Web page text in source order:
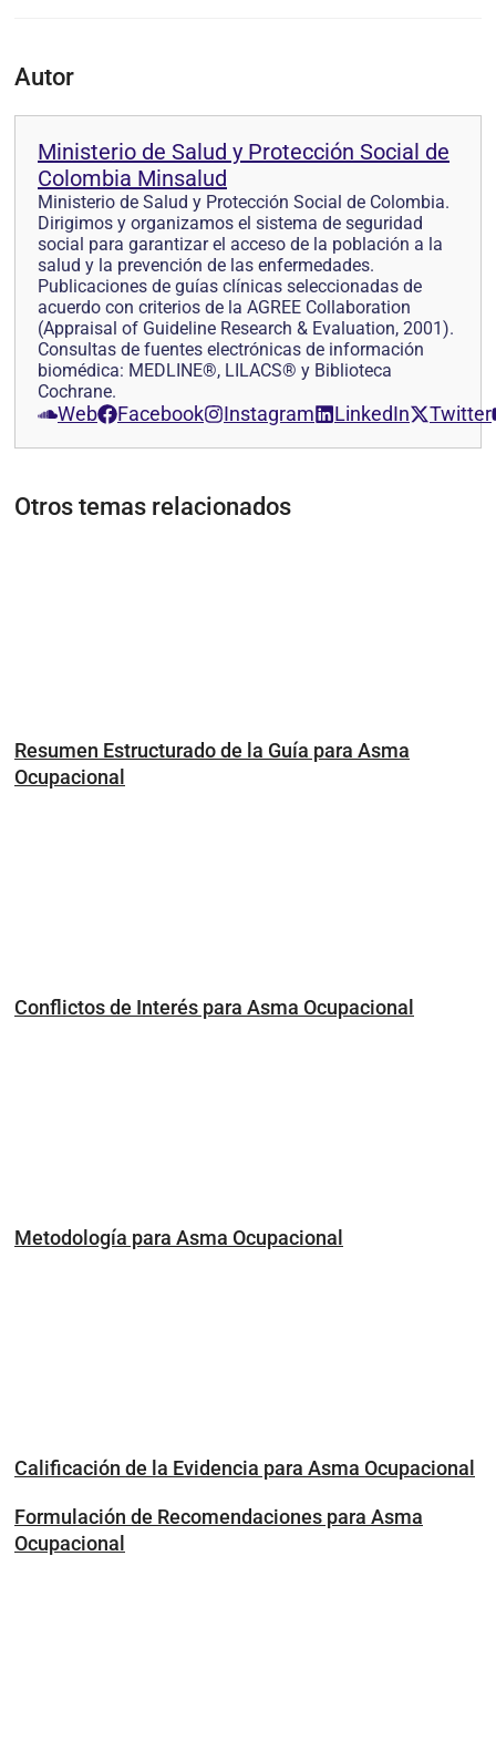
Autor
Ministerio de Salud y Protección Social de
Colombia Minsalud
Ministerio de Salud y Protección Social de Colombia.
Dirigimos y organizamos el sistema de seguridad
social para garantizar el acceso de la población a la
salud y la prevención de las enfermedades.
Publicaciones de guías clínicas seleccionadas de
acuerdo con criterios de la AGREE Collaboration
(Appraisal of Guideline Research & Evaluation, 2001).
Consultas de fuentes electrónicas de información
biomédica: MEDLINE®, LILACS® y Biblioteca
Cochrane.
Web Facebook Instagram LinkedIn Twitter
Otros temas relacionados
Resumen Estructurado de la Guía para Asma
Ocupacional
Conflictos de Interés para Asma Ocupacional
Metodología para Asma Ocupacional
Calificación de la Evidencia para Asma Ocupacional
Formulación de Recomendaciones para Asma
Ocupacional